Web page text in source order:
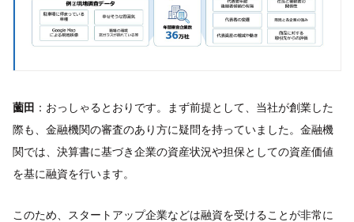
薗田 ：おっしゃるとおりです。まず前提として、当社が創業した
際も、金融機関の審査のあり方に疑問を持っていました。金融機
関では、決算書に基づき企業の資産状況や担保としての資産価値
を基に融資を行います。
このため、スタートアップ企業などは融資を受けることが非常に